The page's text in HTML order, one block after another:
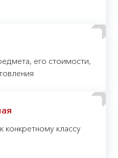
его стоимости,
конкретному классу